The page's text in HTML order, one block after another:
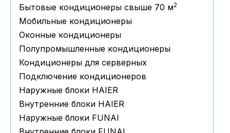
Бытовые кондиционеры свыше 70 м2
Мобильные кондиционеры
Оконные кондиционеры
Полупромышленные кондиционеры
Кондиционеры для серверных
Подключение кондиционеров
Наружные блоки HAIER
Внутренние блоки HAIER
Hаружные блоки FUNAI